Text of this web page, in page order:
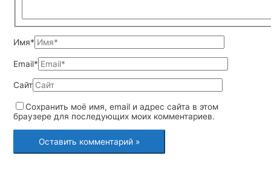
Имя*
Email*
Сайт
Сохранить моё имя, email и адрес сайта в этом
браузере для последующих моих комментариев.